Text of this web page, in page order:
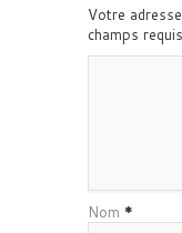
Votre
champs
Nom *